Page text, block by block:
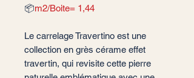
📦m2/Boite= 1,44
Le carrelage Travertino est une
collection en grès cérame effet
travertin, qui revisite cette pierre